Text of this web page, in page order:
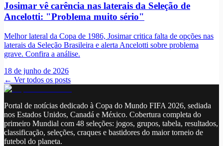
Josimar vê carência nas laterais da Seleção de
Ancelotti: "Problema muito sério"
Melhor lateral da Copa de 1986, Josimar critica falta de opções nas
laterais da Seleção Brasileira e alerta Ancelotti sobre problema
grave. Confira a análise.
18 de junho de 2026
← Ver todos os posts
Portal de notícias dedicado à Copa do Mundo FIFA 2026, sediada
nos Estados Unidos, Canadá e México. Cobertura completa do
primeiro Mundial com 48 seleções: jogos, grupos, tabela, resultados,
classificação, seleções, craques e bastidores do maior torneio de
futebol do planeta.